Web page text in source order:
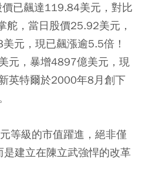
已飆達119.84美元，對比
，當日股價25.92美元，
元，現已飆漲逾5.5倍！
元，暴增4897億美元，現
英特爾於2000年8月創下
等級的市值躍進，絕非僅
建立在陳立武強悍的改革